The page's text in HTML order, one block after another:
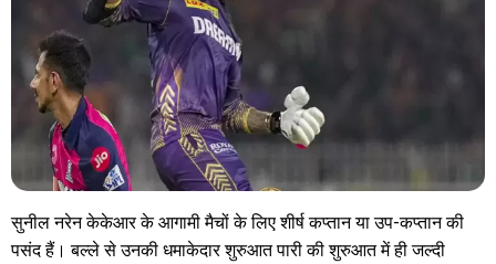
सुनील नरेन केकेआर के आगामी मैचों के लिए शीर्ष कप्तान या उप-कप्तान की
पसंद हैं। बल्ले से उनकी धमाकेदार शुरुआत पारी की शुरुआत में ही जल्दी